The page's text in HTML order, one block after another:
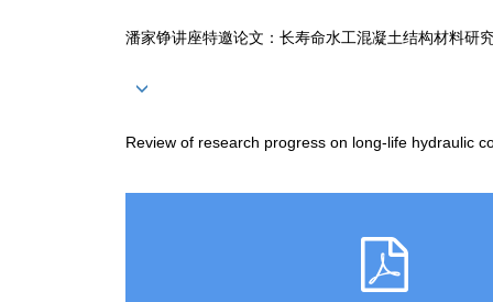
潘家铮讲座特邀论文：长寿命水工混凝土结构材料研
Review of research progress on long-life hydraulic